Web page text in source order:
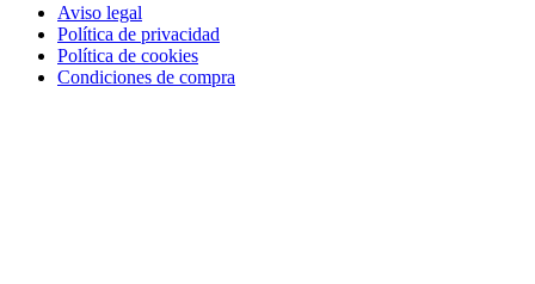
Aviso legal
Política de privacidad
Política de cookies
Condiciones de compra